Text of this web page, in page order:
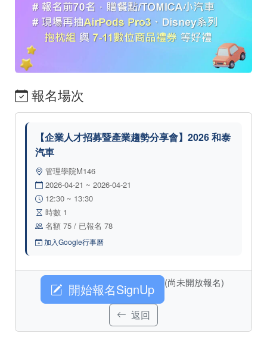
報名場次
【企業人才招募暨產業趨勢分享會】2026 和泰
汽車
管理學院M146
2026-04-21 ~ 2026-04-21
12:30 ~ 13:30
時數 1
名額 75 / 已報名 78
加入Google行事曆
開始報名SignUp (尚未開放報名)
返回